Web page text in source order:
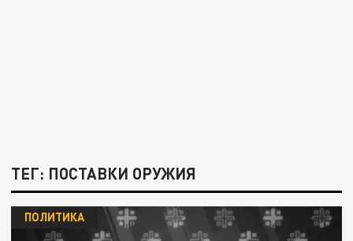
ТЕГ: ПОСТАВКИ ОРУЖИЯ
ПОЛИТИКА